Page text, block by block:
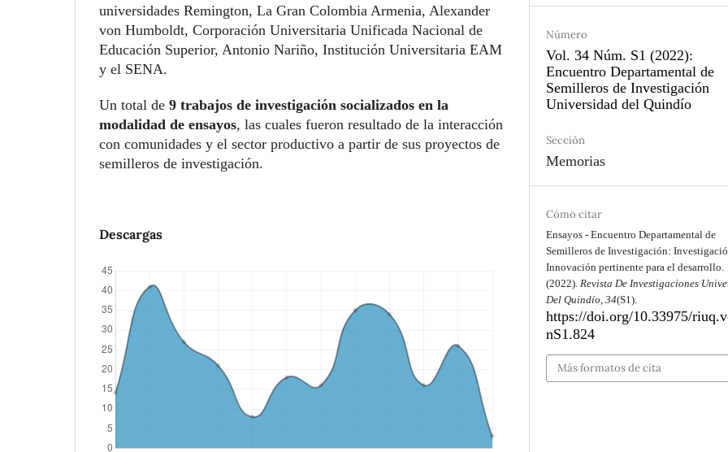
universidades Remington, La Gran Colombia Armenia, Alexander
von Humboldt, Corporación Universitaria Unificada Nacional de
Educación Superior, Antonio Nariño, Institución Universitaria EAM
y el SENA.
Un total de 9 trabajos de investigación socializados en la
modalidad de ensayos, las cuales fueron resultado de la interacción
con comunidades y el sector productivo a partir de sus proyectos de
semilleros de investigación.
Descargas
Número
Vol. 34 Núm. S1 (2022):
Encuentro Departamental de
Semilleros de Investigación
Universidad del Quindío
Sección
Memorias
Cómo citar
Ensayos - Encuentro Departamental de
Semilleros de Investigación:
Innovación pertinente para el desarrollo.
(2022). Revista De Investigaciones
Del Quindío ,34(S1).
https://doi.org/10.33975/
nS1.824
Más formatos de cita